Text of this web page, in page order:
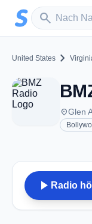
Zum Hauptinhalt
search
Sender suchen
United States chevron_right
placeGlen
play_arrow Radio